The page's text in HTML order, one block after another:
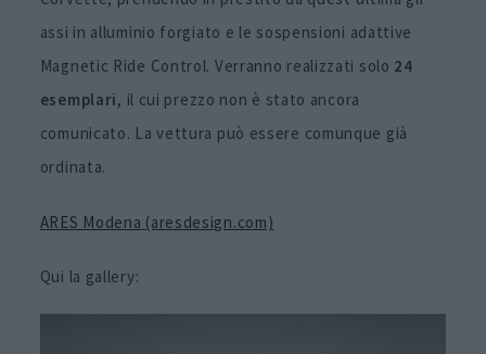
assi in alluminio forgiato e le sospensioni adattive
Magnetic Ride Control. Verranno realizzati solo 24
esemplari, il cui prezzo non è stato ancora
comunicato. La vettura può essere comunque già
ordinata.
ARES Modena (aresdesign.com)
Qui la gallery: